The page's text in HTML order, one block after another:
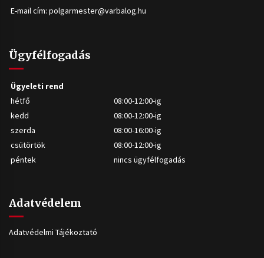
E-mail cím: polgarmester@varbalog.hu
Ügyfélfogadás
Ügyeleti rend
hétfő
08:00-12:00-ig
kedd
08:00-12:00-ig
szerda
08:00-16:00-ig
csütörtök
08:00-12:00-ig
péntek
nincs ügyfélfogadás
Adatvédelem
Adatvédelmi Tájékoztató